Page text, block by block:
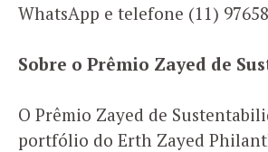
WhatsApp e telefone (11)
Sobre o Prêmio Zayed de
O Prêmio Zayed de
portfólio do Erth Zayed